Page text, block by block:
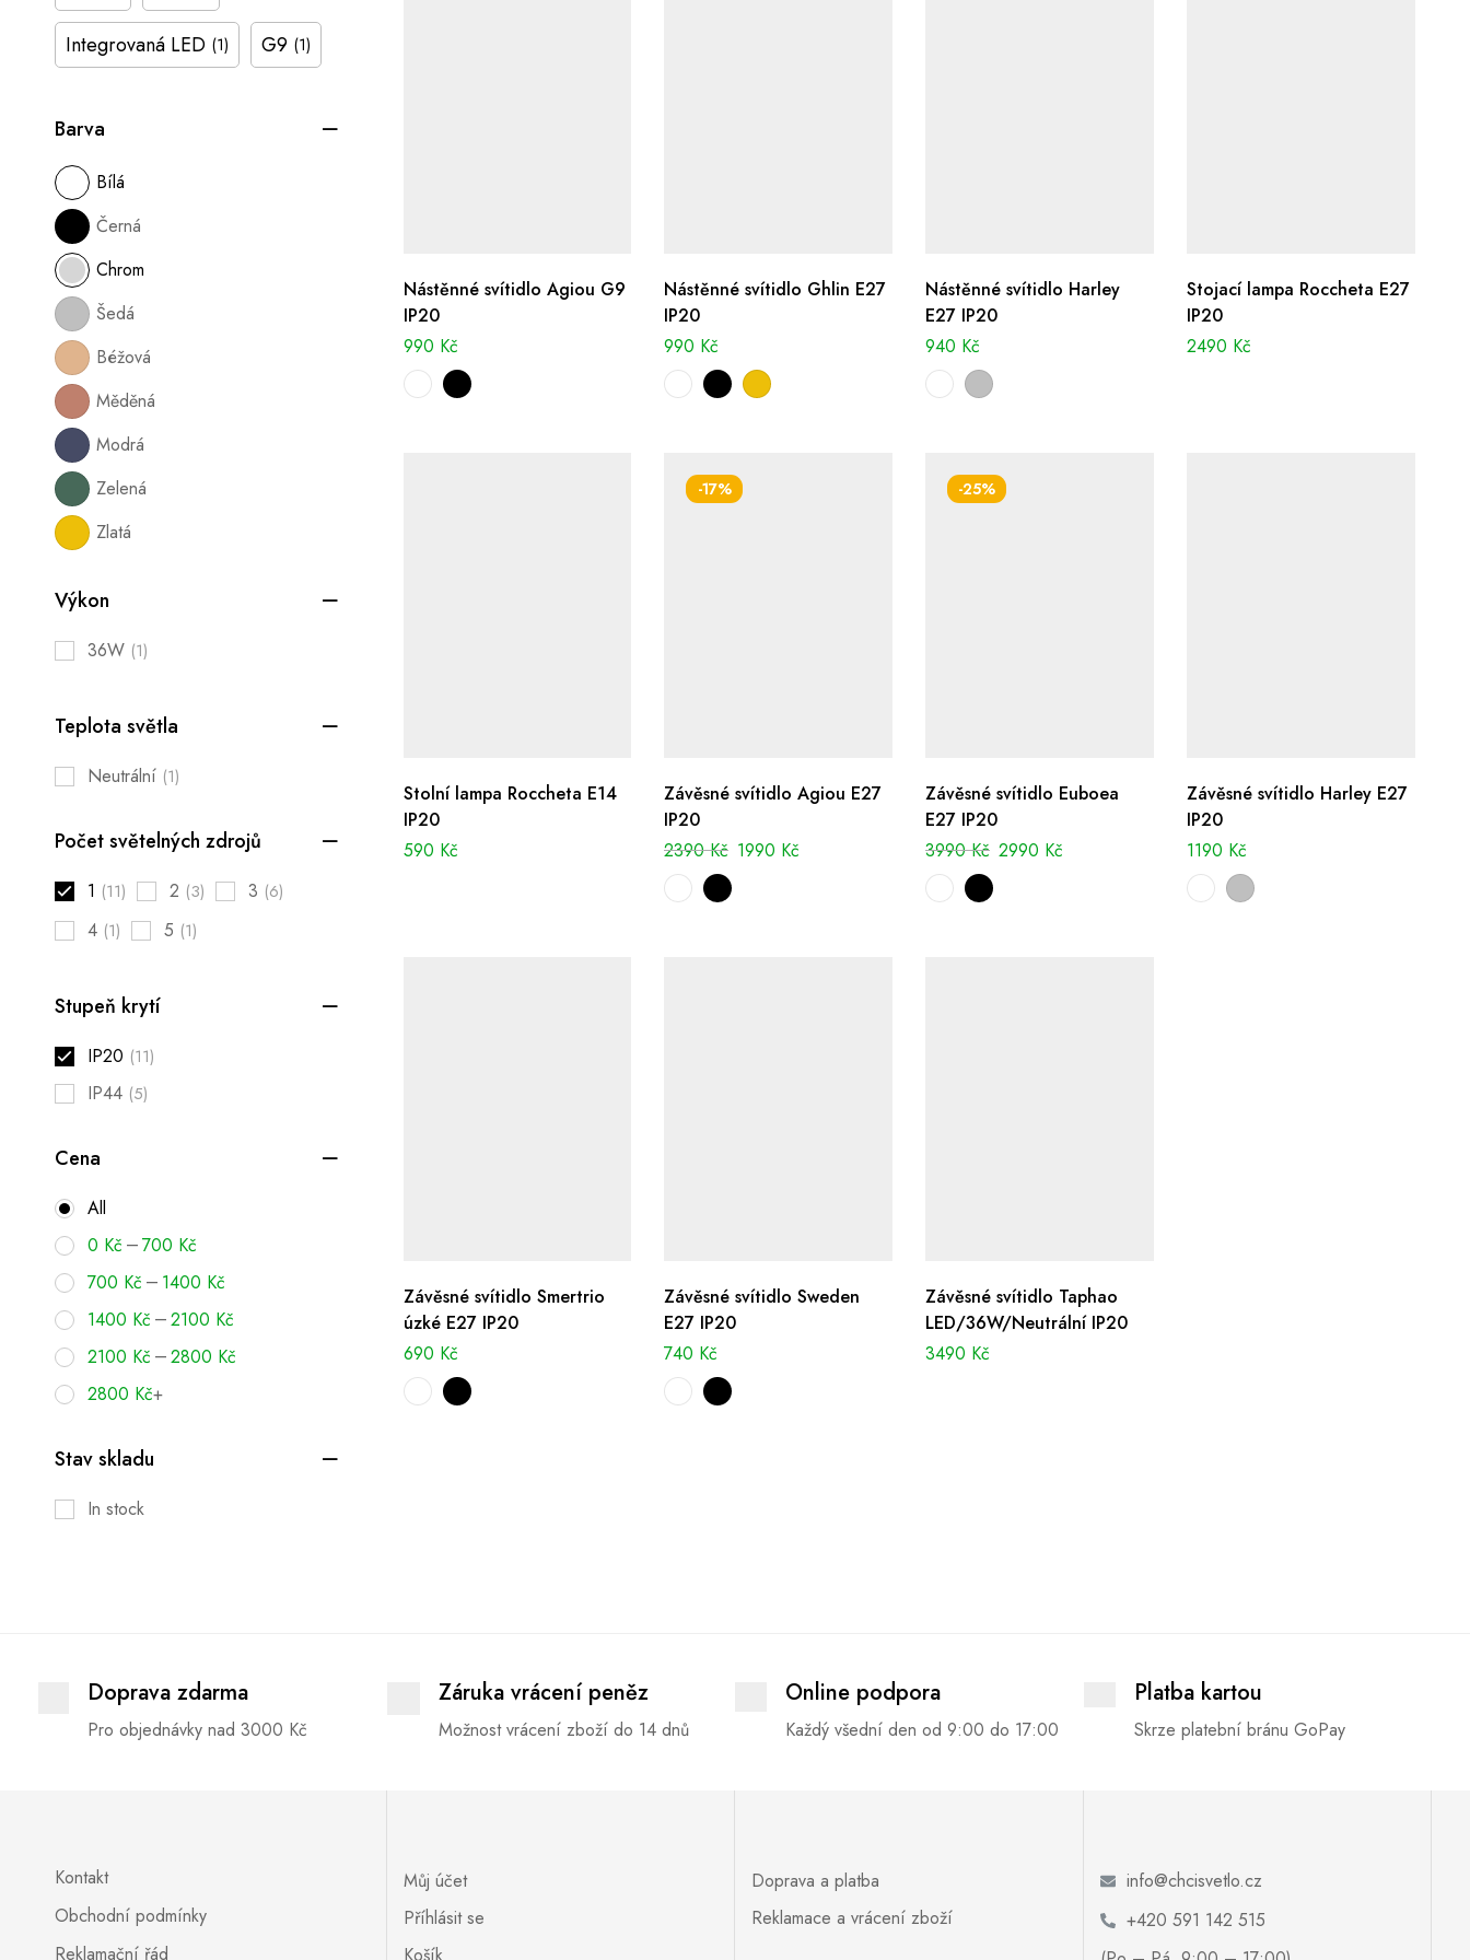
Integrovaná LED (1) G9 (1)
Barva
Bílá
Černá
Chrom
Šedá
Béžová
Měděná
Modrá
Zelená
Zlatá
Výkon
36W (1)
Teplota světla
Neutrální (1)
Počet světelných zdrojů
1 (11) 2 (3) 3 (6)
4 (1) 5 (1)
Stupeň krytí
IP20 (11)
IP44 (5)
Cena
All
0 Kč –700 Kč
700 Kč – 1400 Kč
1400 Kč –2100 Kč
2100 Kč –2800 Kč
2800 Kč+
Stav skladu
In stock
Nástěnné svítidlo Agiou G9
IP20
990 Kč
Nástěnné svítidlo Ghlin E27
IP20
990 Kč
Nástěnné svítidlo Harley
E27 IP20
940 Kč
Stojací lampa Roccheta E27
IP20
2490 Kč
Stolní lampa Roccheta E14
IP20
590 Kč
-17%
Závěsné svítidlo Agiou E27
IP20
2390Kč 1990 Kč
-25%
Závěsné svítidlo Euboea
E27 IP20
3990Kč 2990 Kč
Závěsné svítidlo Harley E27
IP20
1190 Kč
Závěsné svítidlo Smertrio
úzké E27 IP20
690 Kč
Závěsné svítidlo Sweden
E27 IP20
740 Kč
Závěsné svítidlo Taphao
LED/36W/Neutrální IP20
3490 Kč
Doprava zdarma
Pro objednávky nad 3000 Kč
Záruka vrácení peněz
Možnost vrácení zboží do 14 dnů
Online podpora
Každý všední den od 9:00 do 17:00
Platba kartou
Skrze platební bránu GoPay
Kontakt
Obchodní podmínky
Reklamační řád
Můj účet
Příhlásit se
Košík
Doprava a platba
Reklamace a vrácení zboží
info@chcisvetlo.cz
+420 591 142 515